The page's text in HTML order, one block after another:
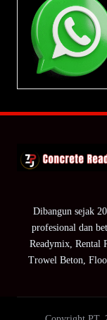
Dibangun sejak
profesional dan
Readymix, Rental
Trowel Beton,